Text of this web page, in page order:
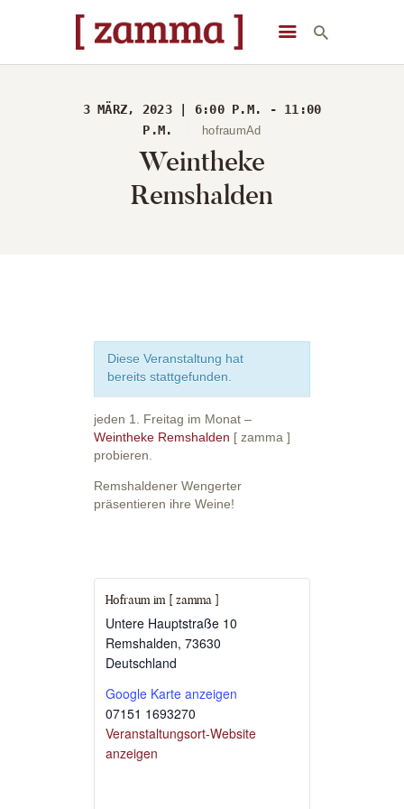
3 MÄRZ, 2023 | 6:00 P.M. - 11:00
P.M.
hofraumAd
Weintheke
Remshalden
[ zamma ]
STARTSEITE
VERANSTALTUNGEN
DAS GEBÄUDE
ÜBER UNS
Diese Veranstaltung hat
bereits stattgefunden.
jeden 1. Freitag im Monat –
Weintheke Remshalden [ zamma ]
probieren.
Remshaldener Wengerter
präsentieren ihre Weine!
Hofraum im [ zamma ]
Untere Hauptstraße 10
Remshalden, 73630
Deutschland
Google Karte anzeigen
07151 1693270
Veranstaltungsort-Website
anzeigen